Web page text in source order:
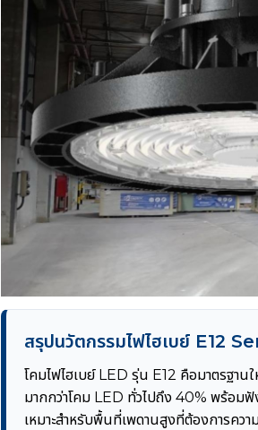
สรุปนวัตกรรมไฟไฮเบย์ E12
โคมไฟไฮเบย์ LED รุ่น E12 คือมาตรฐา
มากกว่าโคม LED ทั่วไปถึง 40% พร้อม
เหมาะสำหรับพื้นที่เพดานสูงที่ต้องการคว